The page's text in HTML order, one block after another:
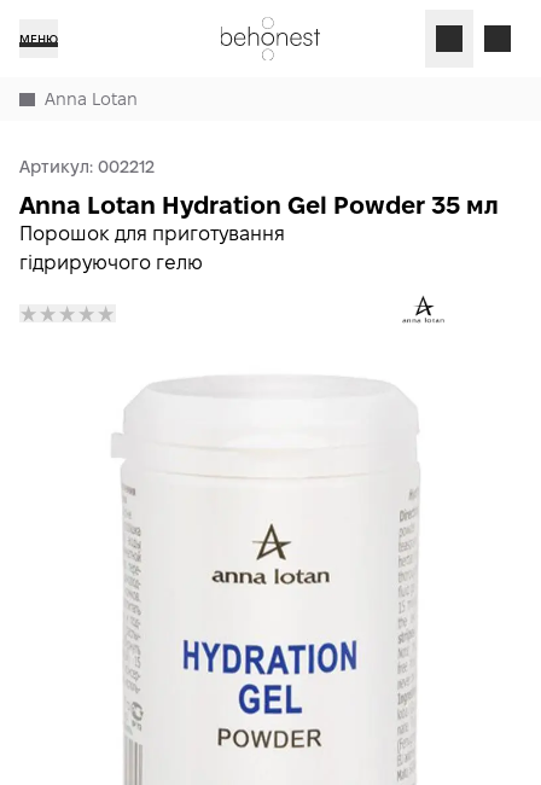
МЕНЮ
Anna Lotan
Артикул: 002212
Порошок для приготування
гідрируючого гелю
Anna Lotan Hydration Gel Powder 35 мл